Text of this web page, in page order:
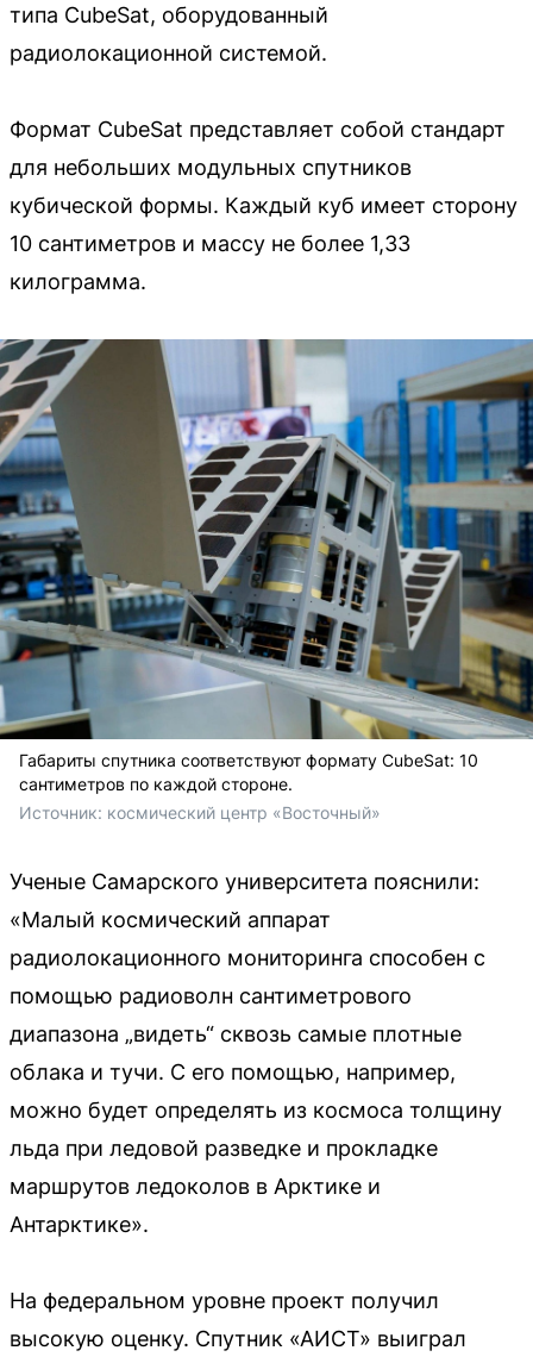
типа CubeSat, оборудованный
радиолокационной системой.
Формат CubeSat представляет собой стандарт
для небольших модульных спутников
кубической формы. Каждый куб имеет сторону
10 сантиметров и массу не более 1,33
килограмма.
Габариты спутника соответствуют формату CubeSat: 10
сантиметров по каждой стороне.
Источник: космический центр «Восточный»
Ученые Самарского университета пояснили:
«Малый космический аппарат
радиолокационного мониторинга способен с
помощью радиоволн сантиметрового
диапазона „видеть“ сквозь самые плотные
облака и тучи. С его помощью, например,
можно будет определять из космоса толщину
льда при ледовой разведке и прокладке
маршрутов ледоколов в Арктике и
Антарктике».
На федеральном уровне проект получил
высокую оценку. Спутник «АИСТ» выиграл